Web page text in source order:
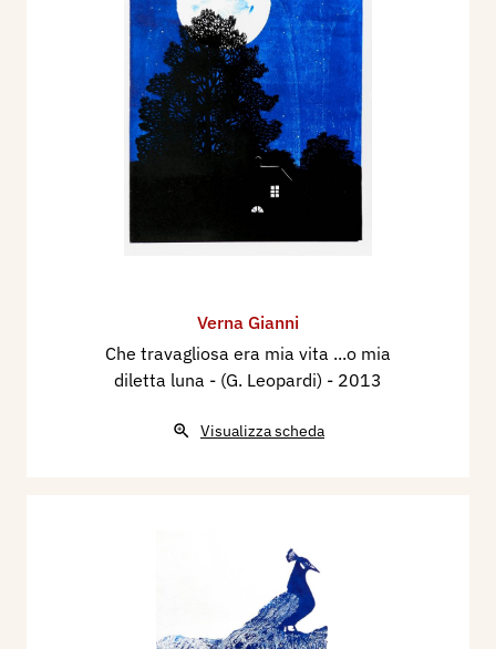
Verna Gianni
Che travagliosa era mia vita ...o mia
diletta luna - (G. Leopardi) - 2013
Visualizza scheda